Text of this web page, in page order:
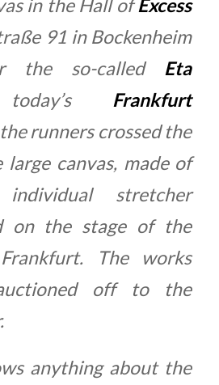
in the Hall ofExcess
91 in Bockenheim
the so-called Eta
Frankfurt
runners crossed the
canvas, made of
stretcher
on the stage of the
The works
off to the
anything about the